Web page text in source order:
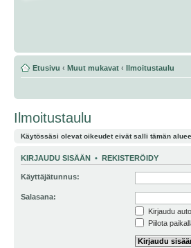
Etusivu ‹ Muut mukavat ‹ Ilmoitustaulu
Ilmoitustaulu
Käytössäsi olevat oikeudet eivät salli tämän
KIRJAUDU SISÄÄN • REKISTERÖIDY
Käyttäjätunnus:
Salasana:
Kirjaudu
Piilota